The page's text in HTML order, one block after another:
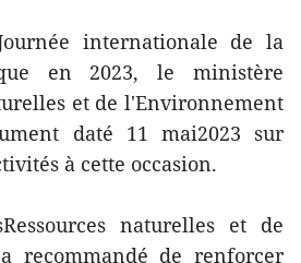
internationale de la
en 2023, le ministère
et de l'Environnement
daté 11 mai2023 sur
à cette occasion.
naturelles et de
recommandé de renforcer